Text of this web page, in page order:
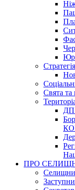
Свята та
ПРО